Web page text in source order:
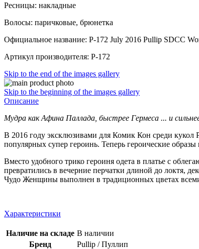
Ресницы: накладные
Волосы: паричковые, брюнетка
Официальное название: P-172 July 2016 Pullip SDCC
Артикул производителя: P-172
Skip to the end of the images gallery
Skip to the beginning of the images gallery
Описание
Мудра как Афина Паллада, быстрее Гермеса ... и
В 2016 году эксклюзивами для Комик Кон среди
популярных супер героинь. Теперь героические
Вместо удобного трико героиня одета в платье с
превратились в вечерние перчатки длиной до локтя,
Чудо Женщины выполнен в традиционных цветах
Характеристики
Наличие на складе В наличии
Бренд
Pullip / Пуллип